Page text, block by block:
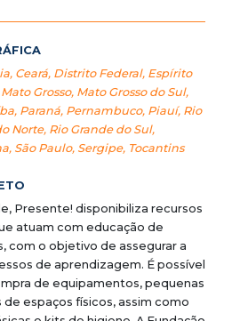
, Ceará, Distrito Federal, Espírito
Mato Grosso, Mato Grosso do Sul,
, Paraná, Pernambuco, Piauí, Rio
Norte, Rio Grande do Sul,
, São Paulo, Sergipe, Tocantins
Presente! disponibiliza recursos
atuam com educação de
com o objetivo de assegurar a
de aprendizagem. É possível
de equipamentos, pequenas
espaços físicos, assim como